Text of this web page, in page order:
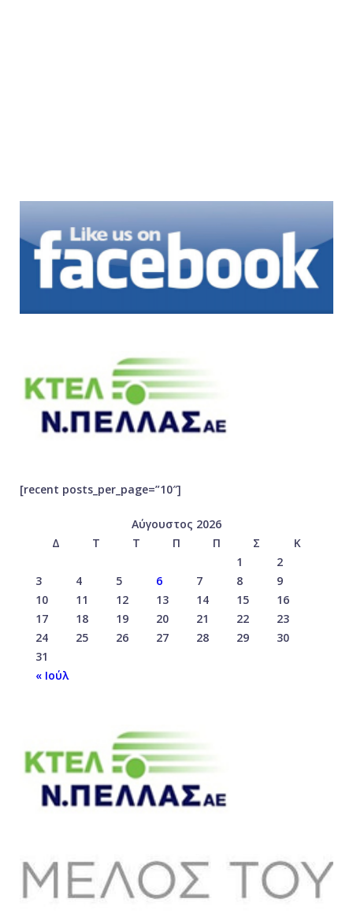
[recent posts_per_page=”10″]
Αύγουστος 2026
Δ
Τ Τ Π Π Σ
Κ
1
2
3
4 5 6 7 8
9
10
11 12 13 14 15
16
17
18 19 20 21 22
23
24
25 26 27 28 29
30
31
« Ιούλ